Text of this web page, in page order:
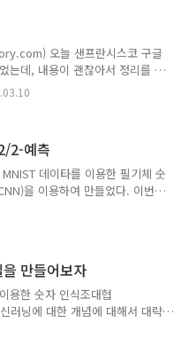
명하도록 한다.파일에서 데이
저장되었으면, 이 파일들을 하
데이타를 읽어오는 컴포넌트를
오늘 샌프란시스코 구글
는데, 내용이 괜찮아서 정리를 해
우드 , 분석 플랫폼, 개발자 에코
포트폴리오를 가지고 있다는
에 따라서 보안적인 문제가 없
에 대한 업데이트를 해줘야 하
2-예측
데이타를 이용한 필기체 숫
을 이용하여 만들었다. 이번에
식하는 코드를 만들어 보자 조금
트북내에서 HTML 을 이용하여
델을 학습 시키는 코드
트북에서 구현을 하도록 한다.
만들어보자
용한 숫자 인식조대협
닝에 대한 개념에 대해서 대략
MNIST그러면 이제 실제로 텐서
에 사용할 시나리오는 MNIST